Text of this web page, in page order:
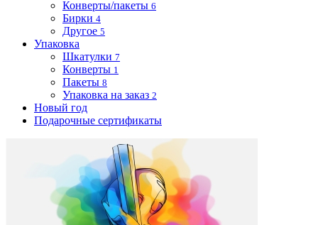
Конверты/пакеты 6
Бирки 4
Другое 5
Упаковка
Шкатулки 7
Конверты 1
Пакеты 8
Упаковка на заказ 2
Новый год
Подарочные сертификаты